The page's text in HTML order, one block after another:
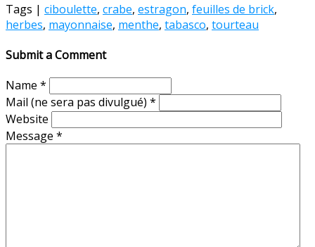
Tags | ciboulette, crabe, estragon, feuilles de brick,
herbes, mayonnaise, menthe, tabasco, tourteau
Submit a Comment
Name *
Mail (ne sera pas divulgué) *
Website
Message *